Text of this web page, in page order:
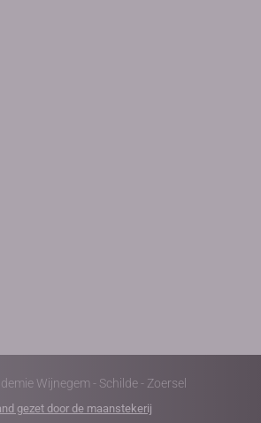
Wijnegem - Schilde - Zoersel
gezet door de maanstekerij